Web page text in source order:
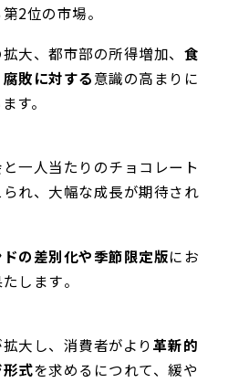
2位の市場。
大、都市部の所得増加、 食
敗に対する意識の高まりに
す。
一人当たりのチョコレート
れ、大幅な成長が期待され
の差別化や季節限定版にお
します。
大し、消費者がより革新的
式を求めるにつれて、緩や